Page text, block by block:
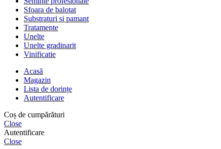
Sfoara de balotat
Substraturi si pamant
Tratamente
Unelte
Unelte gradinarit
Vinificatie
Acasă
Magazin
Lista de dorințe
Autentificare
Coș de cumpărături
Close
Autentificare
Close